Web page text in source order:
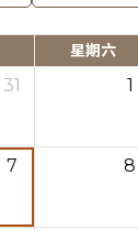
星期六
31 1
7 8